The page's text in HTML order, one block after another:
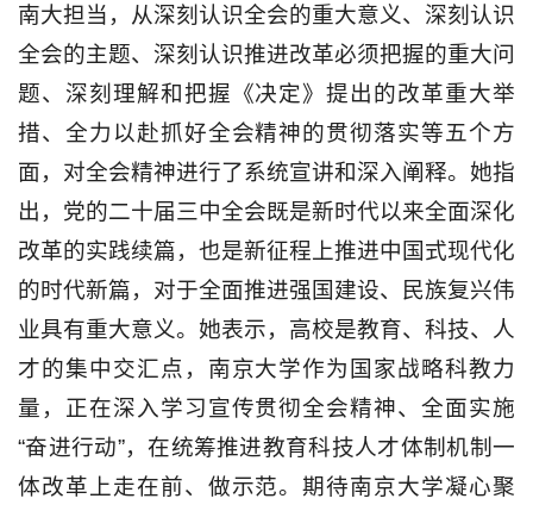
南大担当，从深刻认识全会的重大意义、深刻认识
全会的主题、深刻认识推进改革必须把握的重大问
题、深刻理解和把握《决定》提出的改革重大举
措、全力以赴抓好全会精神的贯彻落实等五个方
面，对全会精神进行了系统宣讲和深入阐释。她指
出，党的二十届三中全会既是新时代以来全面深化
改革的实践续篇，也是新征程上推进中国式现代化
的时代新篇，对于全面推进强国建设、民族复兴伟
业具有重大意义。她表示，高校是教育、科技、人
才的集中交汇点，南京大学作为国家战略科教力
量，正在深入学习宣传贯彻全会精神、全面实施
“奋进行动”，在统筹推进教育科技人才体制机制一
体改革上走在前、做示范。期待南京大学凝心聚